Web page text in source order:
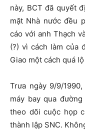
này, BCT đã quyết
mặt Nhà nước đều
cáo với anh Thạch
(?) vì cách làm của
Giao một cách quá
Trưa ngày 9/9/
máy bay qua
theo dõi cuộc họp
thành lập SNC.